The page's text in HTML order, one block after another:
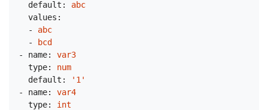
default:
abc
values:
-
abc
-
bcd
-
name:
var3
type:
num
default:
'1'
-
name:
var4
type:
int